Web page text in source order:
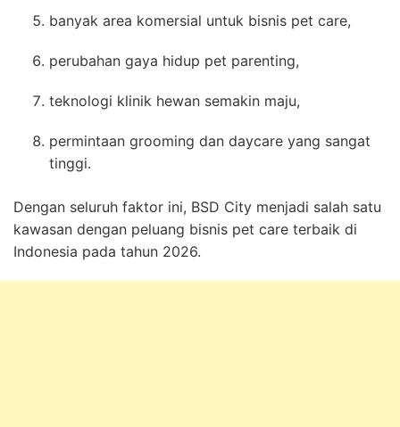
banyak area komersial untuk bisnis pet care,
perubahan gaya hidup pet parenting,
teknologi klinik hewan semakin maju,
permintaan grooming dan daycare yang sangat
tinggi.
Dengan seluruh faktor ini, BSD City menjadi salah satu
kawasan dengan peluang bisnis pet care terbaik di
Indonesia pada tahun 2026.